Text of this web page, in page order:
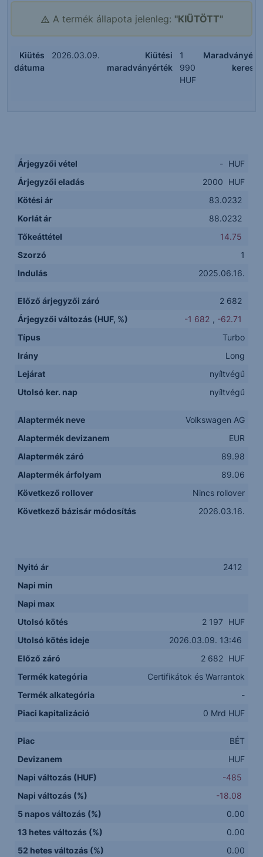
A termék állapota jelenleg: "KIÜTÖTT"
Kiütés
dátuma
2026.03.09.
Kiütési
maradványérték
1
990
HUF
Árjegyzői vétel - HUF
Árjegyzői eladás
2000
HUF
Kötési ár
83.0232
Korlát ár
88.0232
Tőkeáttétel
14.75
Szorzó
1
Indulás
2025.06.16.
Előző árjegyzői záró
2 682
Árjegyzői változás (HUF, %)
-1 682 , -62.71
Típus
Turbo
Irány
Long
Lejárat
nyíltvégű
Utolsó ker. nap
nyíltvégű
Alaptermék neve
Volkswagen AG
Alaptermék devizanem
EUR
Alaptermék záró
89.98
Alaptermék árfolyam
89.06
Következő rollover
Nincs rollover
Következő bázisár módosítás
2026.03.16.
Nyitó ár
2412
Napi min
Napi max
Utolsó kötés
2 197
HUF
Utolsó kötés ideje
2026.03.09. 13:46
Előző záró
2 682 HUF
Termék kategória
Certifikátok és Warrantok
Termék alkategória
-
Piaci kapitalizáció
0 Mrd HUF
Piac
BÉT
Devizanem
HUF
Napi változás (HUF)
-485
Napi változás (%)
-18.08
5 napos változás (%)
0.00
13 hetes változás (%)
0.00
52 hetes változás (%)
0.00